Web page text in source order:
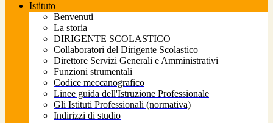
Istituto
Benvenuti
La storia
DIRIGENTE SCOLASTICO
Collaboratori del Dirigente Scolastico
Direttore Servizi Generali e Amministrativi
Funzioni strumentali
Codice meccanografico
Linee guida dell'Istruzione Professionale
Gli Istituti Professionali (normativa)
Indirizzi di studio